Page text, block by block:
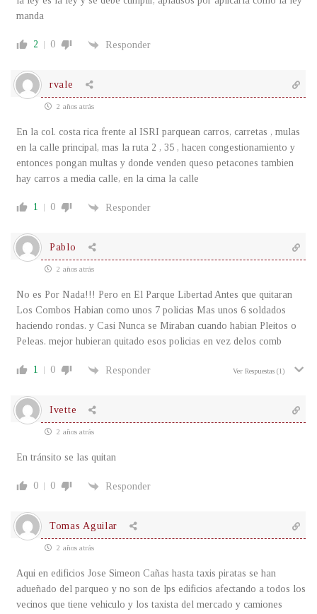
manda
2 0 Responder
rvale
2 años atrás
En la col. costa rica frente al ISRI parquean carros, carretas , mulas
en la calle principal, mas la ruta 2 , 35 , hacen congestionamiento y
entonces pongan multas y donde venden queso petacones tambien
hay carros a media calle, en la cima la calle
1 0 Responder
Pablo
2 años atrás
No es Por Nada!!! Pero en El Parque Libertad Antes que quitaran
Los Combos Habian como unos 7 policias Mas unos 6 soldados
haciendo rondas. y Casi Nunca se Miraban cuando habian Pleitos o
Peleas. mejor hubieran quitado esos policias en vez delos comb
1 0 Responder Ver Respuestas (1)
Ivette
2 años atrás
En tránsito se las quitan
0 0 Responder
Tomas Aguilar
2 años atrás
Aqui en edificios Jose Simeon Cañas hasta taxis piratas se han
adueñado del parqueo y no son de lps edificios afectando a todos los
vecinos que tiene vehiculo y los taxista del mercado y camiones